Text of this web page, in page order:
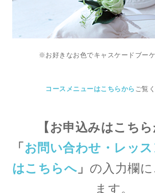
※お好きなお色でキャスケードブー
コースメニューはこちらから ご覧
【お申込みはこちら
「 お問い合わせ・レッ
はこちらへ 」 の入力欄
ます。